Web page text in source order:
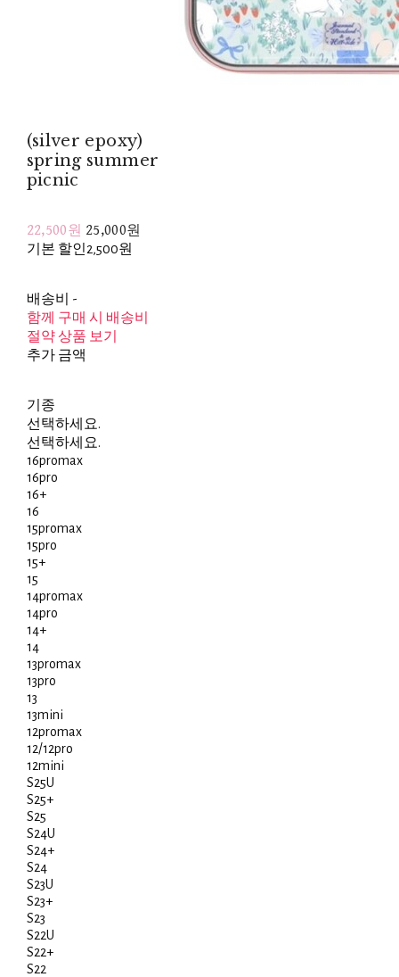
(silver epoxy)
spring summer
picnic
22,500원 25,000원
기본 할인 2,500원
배송비 -
함께 구매 시 배송비
절약 상품 보기
추가 금액
기종
선택하세요.
선택하세요.
16promax
16pro
16+
16
15promax
15pro
15+
15
14promax
14pro
14+
14
13promax
13pro
13
13mini
12promax
12/12pro
12mini
S25U
S25+
S25
S24U
S24+
S24
S23U
S23+
S23
S22U
S22+
S22